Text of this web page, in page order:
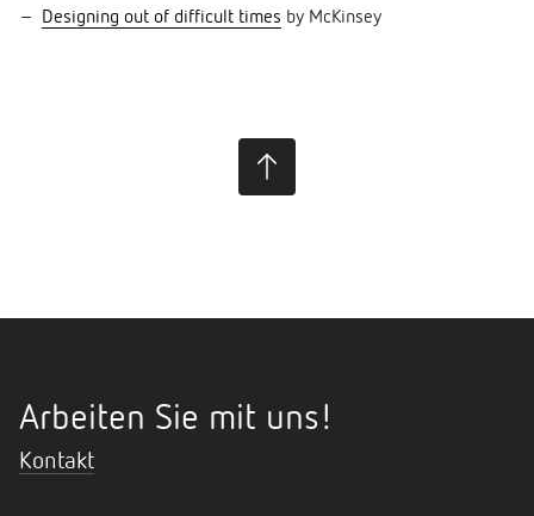
Designing out of difficult times by McKinsey
Arbeiten Sie mit uns!
Kontakt